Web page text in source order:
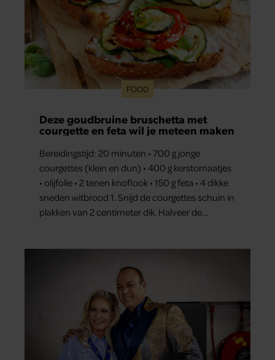
FOOD
Deze goudbruine bruschetta met
courgette en feta wil je meteen maken
Bereidingstijd: 20 minuten • 700 g jonge
courgettes (klein en dun) • 400 g kerstomaatjes
• olijfolie • 2 tenen knoflook • 150 g feta • 4 dikke
sneden witbrood 1. Snijd de courgettes schuin in
plakken van 2 centimeter dik. Halveer de